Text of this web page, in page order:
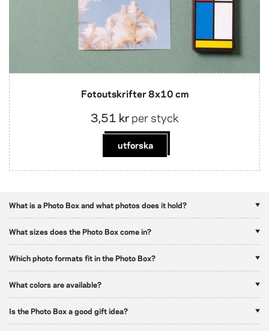
Fotoutskrifter 8x10 cm
3,51 krper styck
utforska
What is a Photo Box and what photos does it hold?
What sizes does the Photo Box come in?
Which photo formats fit in the Photo Box?
What colors are available?
Is the Photo Box a good gift idea?